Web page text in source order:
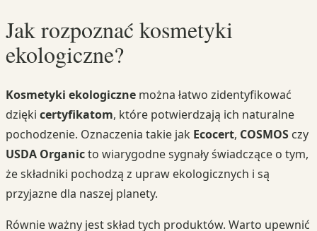
Jak rozpoznać kosmetyki
ekologiczne?
Kosmetyki ekologiczne można łatwo zidentyfikować
dzięki certyfikatom, które potwierdzają ich naturalne
pochodzenie. Oznaczenia takie jak Ecocert, COSMOS czy
USDA Organicto wiarygodne sygnały świadczące o tym,
że składniki pochodzą z upraw ekologicznych i są
przyjazne dla naszej planety.
Równie ważny jest skład tych produktów. Warto upewnić